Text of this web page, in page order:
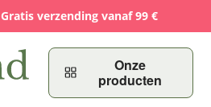
Gratis verzending vanaf 99 €
Onze
producten